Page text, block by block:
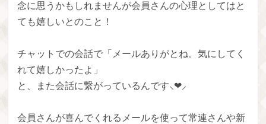
念に思うかもしれませんが会員さんの心理としてはと
ても嬉しいとのこと！
チャットでの会話で「メールありがとね。気にしてく
れて嬉しかったよ」
と、また会話に繋がっているんです⸜❤︎⸝‍
会員さんが喜んでくれるメールを使って常連さんや新